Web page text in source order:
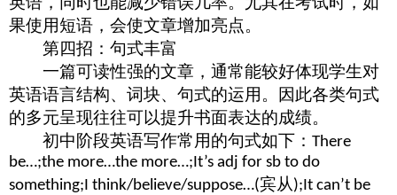
果使用短语，会使文章增加亮点。
第四招：句式丰富
一篇可读性强的文章，通常能较好体现学生对
英语语言结构、词块、句式的运用。因此各类句式
的多元呈现往往可以提升书面表达的成绩。
初中阶段英语写作常用的句式如下： There
be…;the more…the more…;It’s adj for sb to do
something;I think/believe/suppose…(宾从);It can’t be